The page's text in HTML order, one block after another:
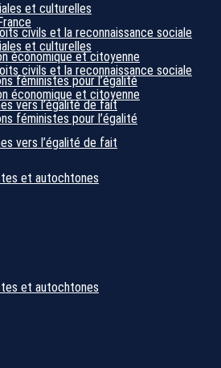
et culturelles
civils et la reconnaissance sociale
économique et citoyenne
féministes pour l’égalité
vers l’égalité de fait
et autochtones
et culturelles
civils et la reconnaissance sociale
économique et citoyenne
féministes pour l’égalité
vers l’égalité de fait
et autochtones